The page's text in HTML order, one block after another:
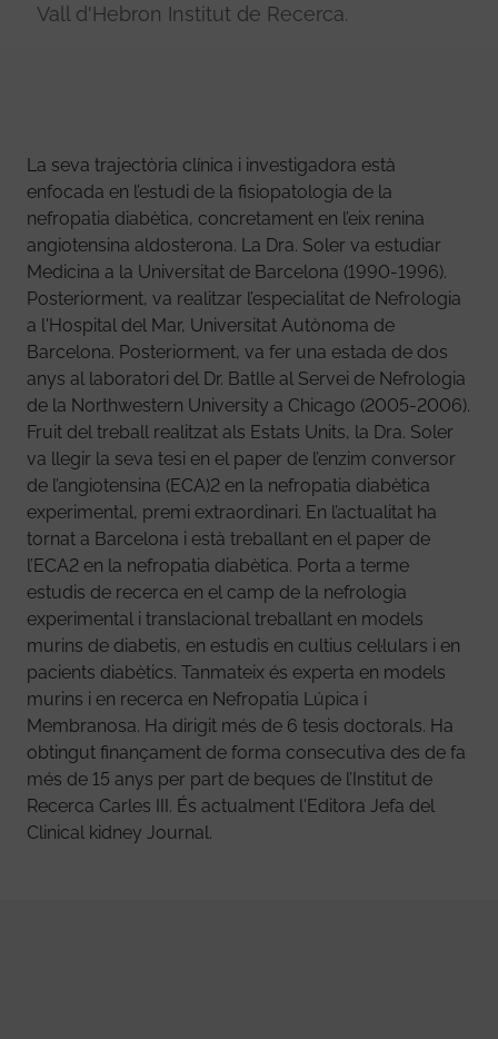
Vall d'Hebron Institut de Recerca.
La seva trajectòria clínica i investigadora està
enfocada en l’estudi de la fisiopatologia de la
nefropatia diabètica, concretament en l’eix renina
angiotensina aldosterona. La Dra. Soler va estudiar
Medicina a la Universitat de Barcelona (1990-1996).
Posteriorment, va realitzar l’especialitat de Nefrologia
a l'Hospital del Mar, Universitat Autònoma de
Barcelona. Posteriorment, va fer una estada de dos
anys al laboratori del Dr. Batlle al Servei de Nefrologia
de la Northwestern University a Chicago (2005-2006).
Fruit del treball realitzat als Estats Units, la Dra. Soler
va llegir la seva tesi en el paper de l’enzim conversor
de l’angiotensina (ECA)2 en la nefropatia diabètica
experimental, premi extraordinari. En l’actualitat ha
tornat a Barcelona i està treballant en el paper de
l’ECA2 en la nefropatia diabètica. Porta a terme
estudis de recerca en el camp de la nefrologia
experimental i translacional treballant en models
murins de diabetis, en estudis en cultius cel·lulars i en
pacients diabètics. Tanmateix és experta en models
murins i en recerca en Nefropatia Lúpica i
Membranosa. Ha dirigit més de 6 tesis doctorals. Ha
obtingut finançament de forma consecutiva des de fa
més de 15 anys per part de beques de l’Institut de
Recerca Carles III. És actualment l'Editora Jefa del
Clinical kidney Journal.